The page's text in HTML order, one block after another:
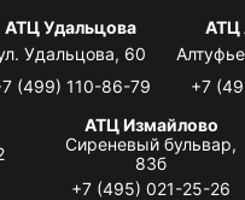
АТЦ Удальцова
Удальцова, 60
(499) 110-86-79
АТЦ
+7
АТЦ Измайлово
Сиреневый бульвар,
83б
+7 (495) 021-25-26